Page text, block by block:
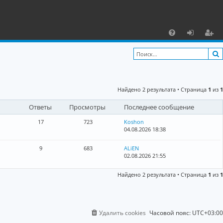
F
A
х
о
ег
и
р
Найдено 2 результата • Страница 1 из 1
Ответы Просмотры Последнее сообщение
17 723
Koshon
04.08.2026 18:38
9 683
ALiEN
02.08.2026 21:55
Найдено 2 результата • Страница 1 из 1
Часовой пояс: UTC+03:00
Удалить cookies